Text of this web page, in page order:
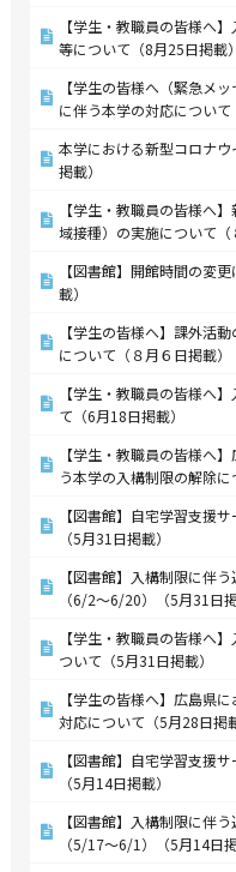
【学生・教職員の皆様へ
等について（8月25日掲載）
【学生の皆様へ（緊急メ
に伴う本学の対応について
本学における新型コロナ
掲載）
【学生・教職員の皆様へ
域接種）の実施について（
【図書館】開館時間の変
載）
【学生の皆様へ】課外活
について（８月６日掲載）
【学生・教職員の皆様へ
て（6月18日掲載）
【学生・教職員の皆様へ
う本学の入構制限の解除に
【図書館】自宅学習支援
（5月31日掲載）
【図書館】入構制限に伴
（6/2～6/20）（5月31日掲
【学生・教職員の皆様へ
ついて（5月31日掲載）
【学生の皆様へ】広島県
対応について（5月28日掲
【図書館】自宅学習支援
（5月14日掲載）
【図書館】入構制限に伴
（5/17～6/1）（5月14日掲